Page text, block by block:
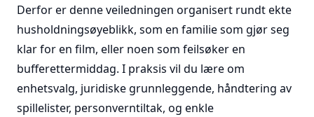
Derfor er denne veiledningen organisert rundt ekte
husholdningsøyeblikk, som en familie som gjør seg
klar for en film, eller noen som feilsøker en
bufferettermiddag. I praksis vil du lære om
enhetsvalg, juridiske grunnleggende, håndtering av
spillelister, personverntiltak, og enkle